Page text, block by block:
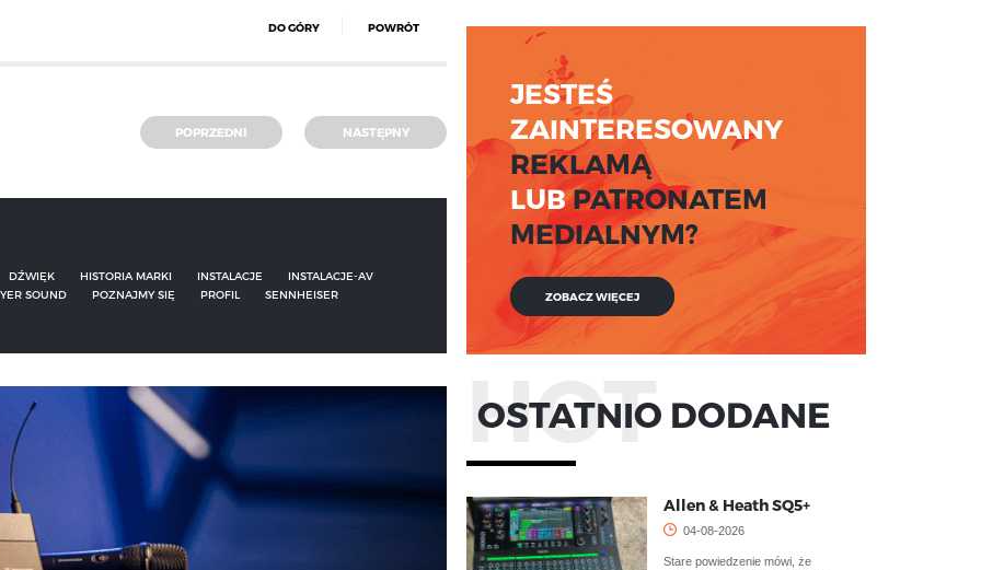
DO GÓRY POWRÓT
POPRZEDNI NASTĘPNY
DŹWIĘK HISTORIA MARKI INSTALACJE
INSTALACJE-AV
SOUND POZNAJMY SIĘ PROFIL
SENNHEISER
JESTEŚ
ZAINTERESOWANY
REKLAMĄ
LUBPATRONATEM
MEDIALNYM?
ZOBACZ WIĘCEJ
HOT
OSTATNIO DODANE
Allen & Heath SQ5+
04-08-2026
Stare powiedzenie mówi, że